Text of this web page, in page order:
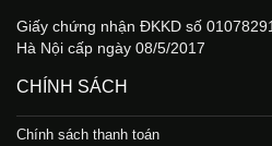
Giấy chứng nhận ĐKKD số
Hà Nội cấp ngày 08/5/2017
CHÍNH SÁCH
Chính sách thanh toán